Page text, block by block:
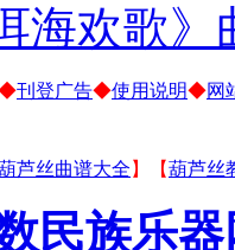
海欢歌
刊登广告◆使用说明◆网
芦丝曲谱大全 】【葫芦丝
民族乐器